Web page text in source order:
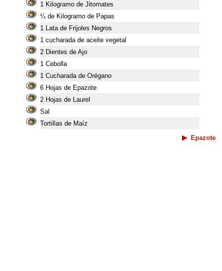
1 Kilogramo de Jitomates
¼ de Kilogramo de Papas
1 Lata de Frijoles Negros
1 cucharada de aceite vegetal
2 Dientes de Ajo
1 Cebolla
1 Cucharada de Orégano
6 Hojas de Epazote
2 Hojas de Laurel
Sal
Tortillas de Maíz
Epazote